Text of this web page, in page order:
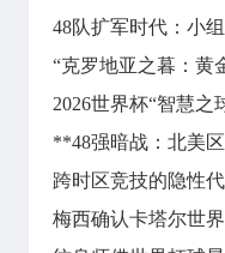
48队扩军时代：小
“克罗地亚之暮：黄
**48强暗战：北美